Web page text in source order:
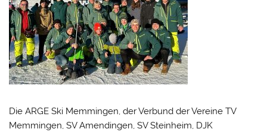
Die ARGE Ski Memmingen, der Verbund der Vereine TV
Memmingen, SV Amendingen, SV Steinheim, DJK